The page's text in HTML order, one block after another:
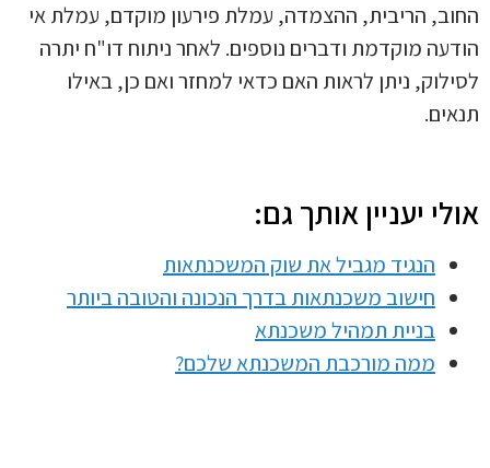
הריבית, ההצמדה, עמלת פירעון מוקדם, עמלת אי
מוקדמת ודברים נוספים. לאחר ניתוח דו"ח יתרה
ניתן לראות האם כדאי למחזר ואם כן, באילו
יעניין אותך גם:
הנגיד מגביל את שוק המשכנתאות
חישוב משכנתאות בדרך הנכונה והטובה ביותר
בניית תמהיל משכנתא
ממה מורכבת המשכנתא שלכם?